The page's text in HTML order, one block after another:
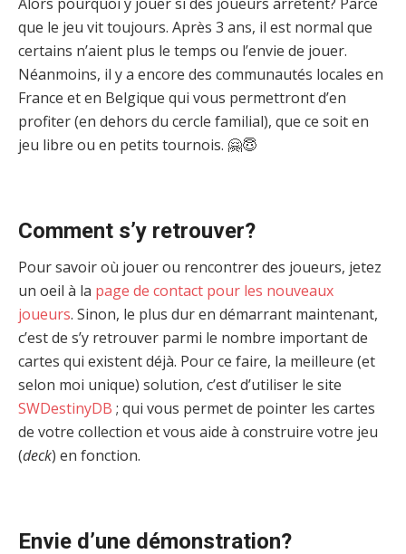
que le jeu vit toujours. Après 3 ans, il est normal que
certains n’aient plus le temps ou l’envie de jouer.
Néanmoins, il y a encore des communautés locales en
France et en Belgique qui vous permettront d’en
profiter (en dehors du cercle familial), que ce soit en
jeu libre ou en petits tournois. 🤗😇
Comment s’y retrouver?
Pour savoir où jouer ou rencontrer des joueurs, jetez
un oeil à la page de contact pour les nouveaux
joueurs. Sinon, le plus dur en démarrant maintenant,
c’est de s’y retrouver parmi le nombre important de
cartes qui existent déjà. Pour ce faire, la meilleure (et
selon moi unique) solution, c’est d’utiliser le site
SWDestinyDB ; qui vous permet de pointer les cartes
de votre collection et vous aide à construire votre jeu
(deck) en fonction.
Envie d’une démonstration?